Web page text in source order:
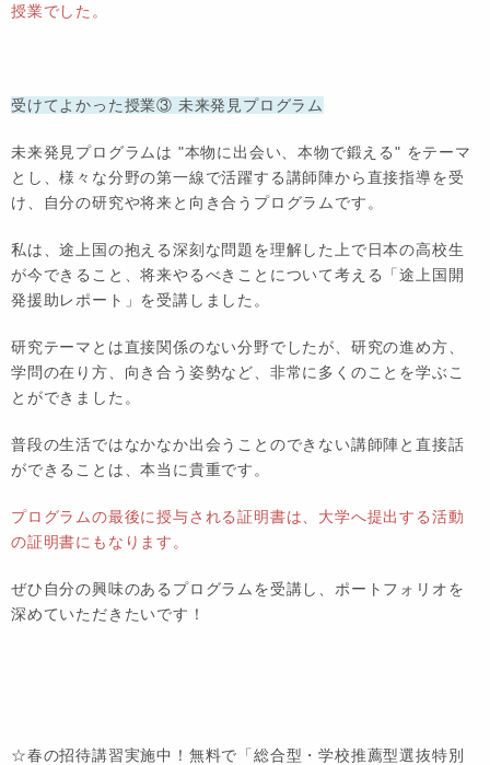
授業でした。
受けてよかった授業③ 未来発見プログラム
未来発見プログラムは "本物に出会い、本物で鍛える" をテーマ
とし、様々な分野の第一線で活躍する講師陣から直接指導を受
け、自分の研究や将来と向き合うプログラムです。
私は、途上国の抱える深刻な問題を理解した上で日本の高校生
が今できること、将来やるべきことについて考える「途上国開
発援助レポート」を受講しました。
研究テーマとは直接関係のない分野でしたが、研究の進め方、
学問の在り方、向き合う姿勢など、非常に多くのことを学ぶこ
とができました。
普段の生活ではなかなか出会うことのできない講師陣と直接話
ができることは、本当に貴重です。
プログラムの最後に授与される証明書は、大学へ提出する活動
の証明書にもなります。
ぜひ自分の興味のあるプログラムを受講し、ポートフォリオを
深めていただきたいです！
☆春の招待講習実施中！無料で「総合型・学校推薦型選抜特別